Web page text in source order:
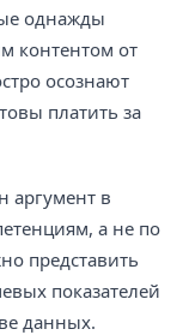
однажды
контентом от
осознают
платить за
аргумент в
а не по
представить
показателей
данных.